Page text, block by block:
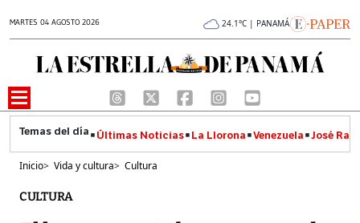
MARTES 04 AGOSTO 2026 24.1°C | PANAMÁ
Últimas Noticias La Llorona Venezuela José
Inicio> Vida y cultura> Cultura
CULTURA